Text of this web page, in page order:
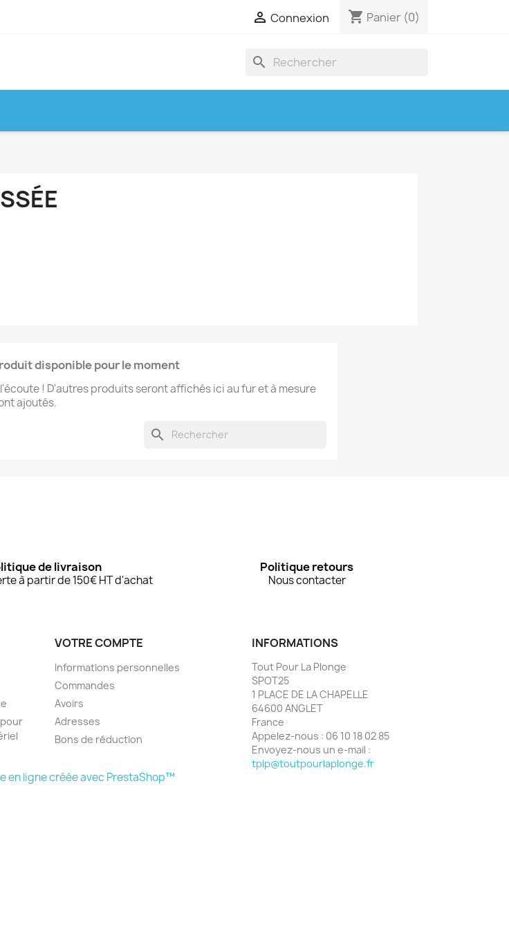
 Connexion shopping_cart Panier (0)
search
disponible pour le moment
! D'autres produits seront affichés ici au fur et à mesure
ajoutés.
search
de livraison
à partir de 150€ HT d'achat
Politique retours
Nous contacter
VOTRE COMPTE
Informations personnelles
Commandes
Avoirs
Adresses
Bons de réduction
INFORMATIONS
Tout Pour La Plonge
SPOT25
1 PLACE DE LA CHAPELLE
64600 ANGLET
France
Appelez-nous : 06 10 18 02 85
Envoyez-nous un e-mail :
tplp@toutpourlaplonge.fr
en ligne créée avec PrestaShop™